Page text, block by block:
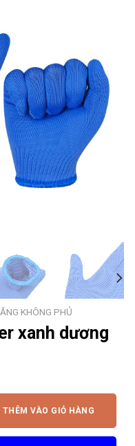
KHÔNG PHỦ
xanh dương
THÊM VÀO GIỎ HÀNG